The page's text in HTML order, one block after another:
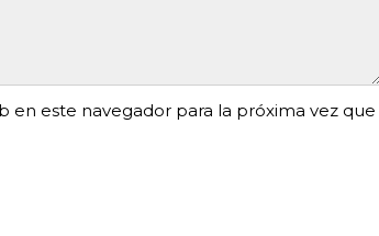
este navegador para la próxima vez que